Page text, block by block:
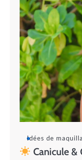
Idées de
Canicule